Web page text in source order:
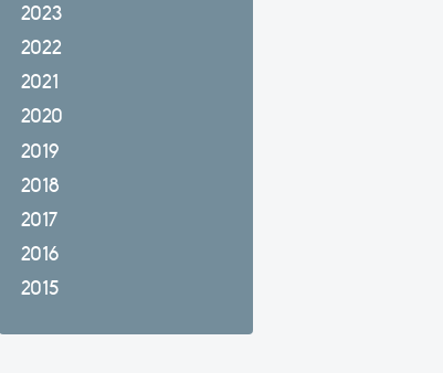
2023
2022
2021
2020
2019
2018
2017
2016
2015